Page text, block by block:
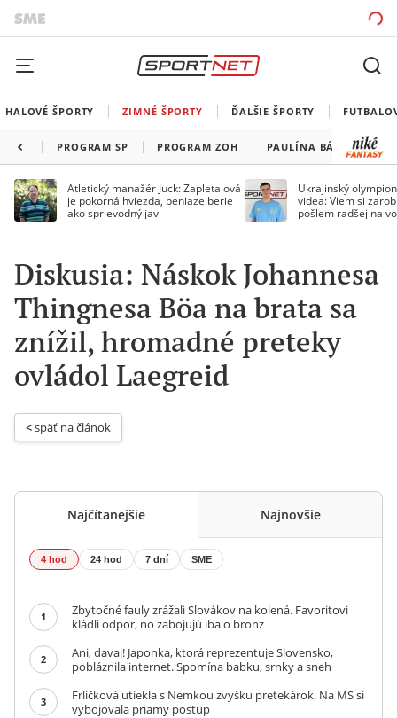
HALOVÉ ŠPORTY ZIMNÉ ŠPORTY ĎALŠIE ŠPORTY
PROGRAM SP PROGRAM ZOH PAULÍNA BÁTOVSKÁ
Atletický manažér Juck: Zapletalová
je pokorná hviezda, peniaze berie
ako sprievodný jav
Ukrajinský
videa: Viem si
pošlem radšej na
Diskusia: Náskok Johannesa
Thingnesa Böa na brata sa
znížil, hromadné preteky
ovládol Laegreid
< späť na článok
Najčítanejšie Najnovšie
4 hod 24 hod 7 dní SME
1
Zbytočné fauly zrážali Slovákov na kolená. Favoritovi
kládli odpor, no zabojujú iba o bronz
2
Ani, davaj! Japonka, ktorá reprezentuje Slovensko,
pobláznila internet. Spomína babku, srnky a sneh
3
Frličková utiekla s Nemkou zvyšku pretekárok. Na MS si
vybojovala priamy postup